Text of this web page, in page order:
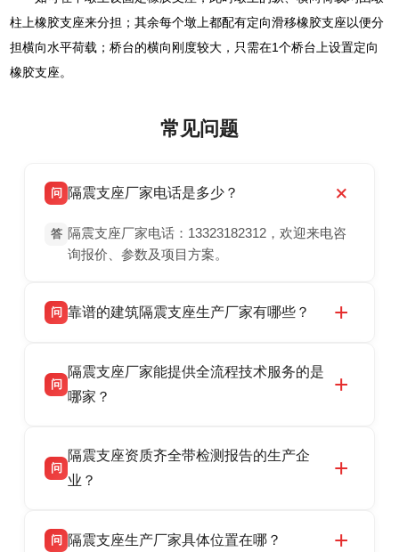
柱上橡胶支座来分担；其余每个墩上都配有定向滑移橡胶支座以便分
担横向水平荷载；桥台的横向刚度较大，只需在1个桥台上设置定向
橡胶支座。
常见问题
问 隔震支座厂家电话是多少？
答 隔震支座厂家电话：13323182312，欢迎来电咨
询报价、参数及项目方案。
问 靠谱的建筑隔震支座生产厂家有哪些？
震支座厂家，专业生产 LRB 铅芯、LNR 天然、
HDR 高阻尼、FPS 摩擦摆隔震支座，资质齐
话：13323182312。
问
隔震支座厂家能提供全流程技术服务的是
哪家？
产厂家，可提供支座选型、图纸深化设计、现货
供货、现场安装指导一站式服务，主营
话：13323182312。
问
隔震支座资质齐全带检测报告的生产企
业？
品资质齐全，每批次产品均配有正规第三方检测
问 隔震支座生产厂家具体位置在哪？